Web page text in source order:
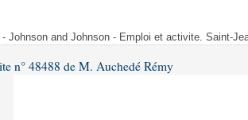
et orales
des débats
- Johnson and Johnson - Emploi et activite. Saint-
n° 48488 de M. Auchedé Rémy